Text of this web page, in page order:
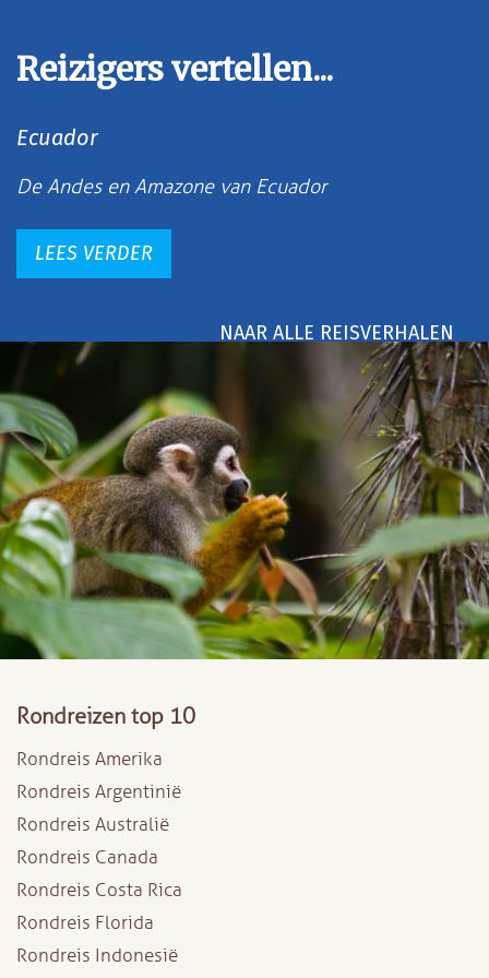
Reizigers vertellen...
Ecuador
De Andes en Amazone van Ecuador
LEES VERDER
NAAR ALLE REISVERHALEN
Rondreizen top 10
Rondreis Amerika
Rondreis Argentinië
Rondreis Australië
Rondreis Canada
Rondreis Costa Rica
Rondreis Florida
Rondreis Indonesië